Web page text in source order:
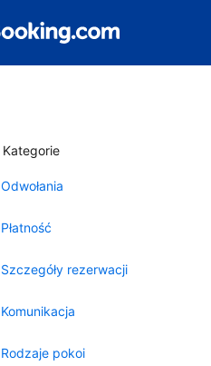
Kategorie
Odwołania
Płatność
Szczegóły rezerwacji
Komunikacja
Rodzaje pokoi